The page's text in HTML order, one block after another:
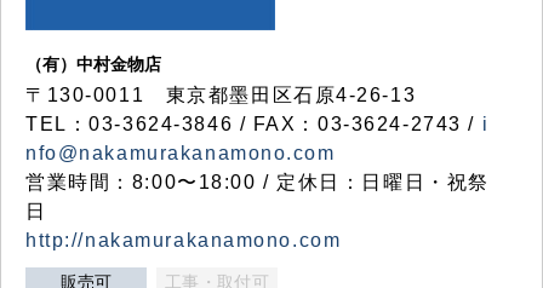
（有）中村金物店
〒130-0011 東京都墨田区石原4-26-13
TEL：03-3624-3846 / FAX：03-3624-2743 / i
nfo@nakamurakanamono.com
営業時間：8:00〜18:00 / 定休日：日曜日・祝祭
日
http://nakamurakanamono.com
販売可 工事・取付可